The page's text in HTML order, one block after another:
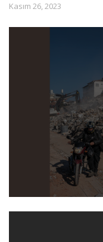
Kasım 26, 2023